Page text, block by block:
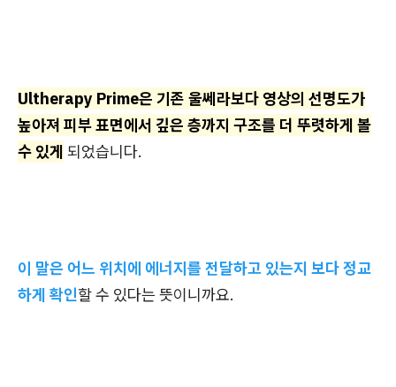
Ultherapy Prime은 기존 울쎄라보다 영상의 선명도가
높아져 피부 표면에서 깊은 층까지 구조를 더 뚜렷하게 볼
수 있게 되었습니다.
이 말은 어느 위치에 에너지를 전달하고 있는지 보다 정교
하게 확인할 수 있다는 뜻이니까요.